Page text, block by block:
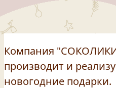
Компания
производит и
новогодние подарки.